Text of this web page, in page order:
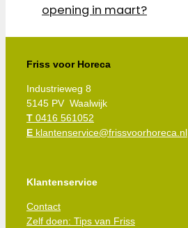
opening in maart?
Friss voor Horeca
Industrieweg 8
5145 PV Waalwijk
T 0416 561052
E klantenservice@frissvoorhoreca.nl
Klantenservice
Contact
Zelf doen: Tips van Friss